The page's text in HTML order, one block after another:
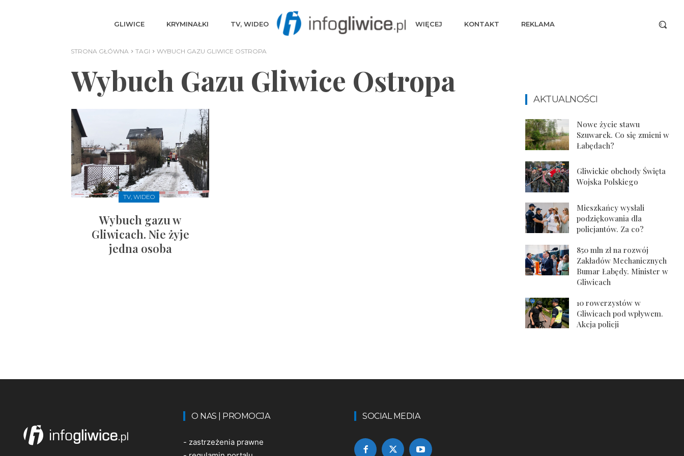
GLIWICE KRYMINAŁKI TV, WIDEO WIĘCEJ KONTAKT REKLAMA
STRONA GŁÓWNA TAGI WYBUCH GAZU GLIWICE OSTROPA
Wybuch Gazu Gliwice Ostropa
TV, WIDEO
Wybuch gazu w
Gliwicach. Nie żyje
jedna osoba
AKTUALNOŚCI
Nowe życie stawu
Szuwarek. Co się zmieni w
Łabędach?
Gliwickie obchody Święta
Wojska Polskiego
Mieszkańcy wysłali
podziękowania dla
policjantów. Za co?
850 mln zł na rozwój
Zakładów Mechanicznych
Bumar Łabędy. Minister w
Gliwicach
10 rowerzystów w
Gliwicach pod wpływem.
Akcja policji
O NAS | PROMOCJA
- zastrzeżenia prawne
SOCIAL MEDIA